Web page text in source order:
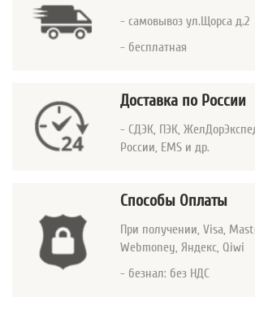
- самовывоз ул.Щорса д.2
- бесплатная
Доставка по России
- СДЭК, ПЭК,
России, EMS и др.
Способы Оплаты
При получении, Visa,
Webmoney, Яндекс, Qiwi
- безнал: без НДС